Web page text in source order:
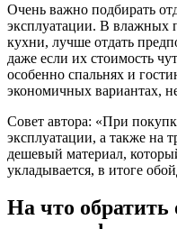
Очень важно подбирать
эксплуатации. В влажных
кухни, лучше отдать
даже если их стоимость
особенно спальнях и
экономичных вариантах,
Совет автора: «При
эксплуатации, а также на
дешевый материал,
укладывается, в итоге
На что обратить